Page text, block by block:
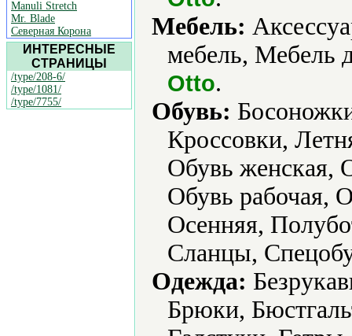
Manuli Stretch
Mr. Blade
Северная Корона
ИНТЕРЕСНЫЕ
СТРАНИЦЫ
/type/208-6/
/type/1081/
/type/7755/
Мебель:
мебель, Мебель
Otto.
Обувь:
Кроссовки,
Обувь женская,
Обувь рабочая,
Осенняя,
Сланцы,
Одежда:
Брюки,